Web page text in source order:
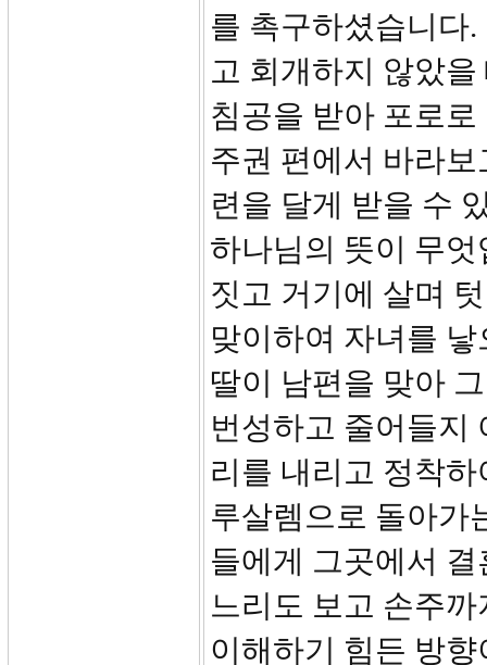
를 촉구하셨습니다
고 회개하지 않았
침공을 받아 포로
주권 편에서 바라
련을 달게 받을 수
하나님의 뜻이 무엇
짓고 거기에 살며
맞이하여 자녀를
딸이 남편을 맞아
번성하고 줄어들지
리를 내리고 정착
루살렘으로 돌아가
들에게 그곳에서
느리도 보고 손주
이해하기 힘든 방